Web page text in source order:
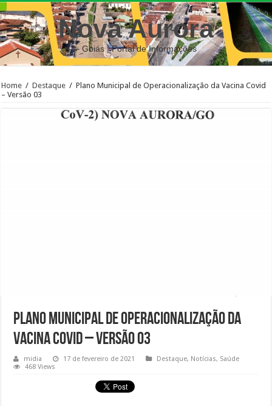
Nova Aurora
– Goiás | Portal de Informações
Home / Destaque / Plano Municipal de Operacionalização da Vacina Covid
– Versão 03
Plano Municipal de Operacionalização da
Vacina Covid – Versão 03
midia 17 de fevereiro de 2021 Destaque, Notícias, Saúde
468 Views